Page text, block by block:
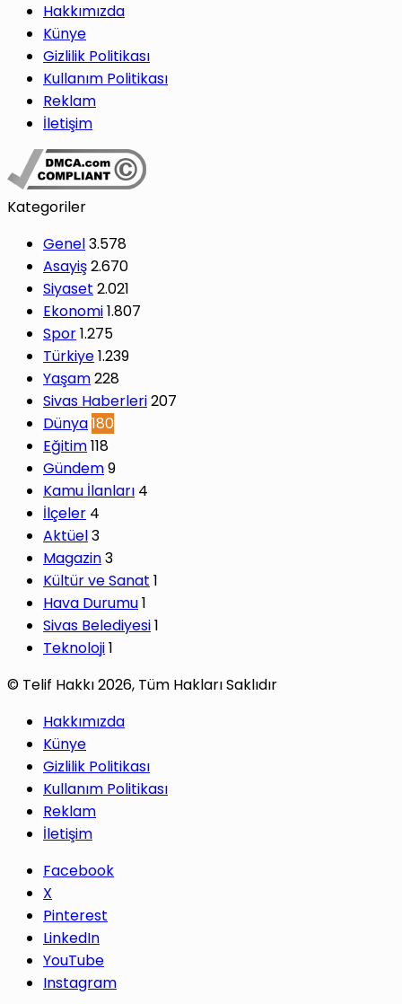
Hakkımızda
Künye
Gizlilik Politikası
Kullanım Politikası
Reklam
İletişim
Kategoriler
Genel3.578
Asayiş2.670
Siyaset 2.021
Ekonomi1.807
Spor1.275
Türkiye1.239
Yaşam228
Sivas Haberleri207
Dünya180
Eğitim118
Gündem9
Kamu İlanları 4
İlçeler 4
Aktüel3
Magazin3
Kültür ve Sanat 1
Hava Durumu1
Sivas Belediyesi1
Teknoloji1
© Telif Hakkı 2026, Tüm Hakları Saklıdır
Hakkımızda
Künye
Gizlilik Politikası
Kullanım Politikası
Reklam
İletişim
Facebook
X
Pinterest
LinkedIn
YouTube
Instagram